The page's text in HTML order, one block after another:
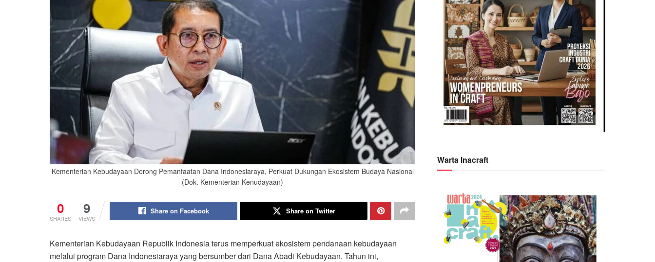
Kementerian Kebudayaan Dorong Pemanfaatan Dana Indonesiaraya, Perkuat Dukungan Ekosistem Budaya Nasional
(Dok. Kementerian Kenudayaan)
0
SHARES
9
VIEWS
Share on Facebook Share on Twitter
Kementerian Kebudayaan Republik Indonesiaterus memperkuat ekosistem pendanaan kebudayaan
melalui program Dana Indonesiaraya yang bersumber dari Dana Abadi Kebudayaan. Tahun ini,
Warta Inacraft